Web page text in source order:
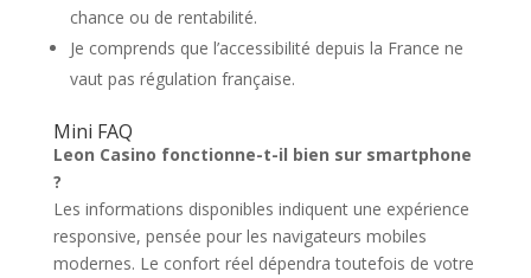
chance ou de rentabilité.
Je comprends que l’accessibilité depuis la France ne
vaut pas régulation française.
Mini FAQ
Leon Casino fonctionne-t-il bien sur smartphone
?
Les informations disponibles indiquent une expérience
responsive, pensée pour les navigateurs mobiles
modernes. Le confort réel dépendra toutefois de votre